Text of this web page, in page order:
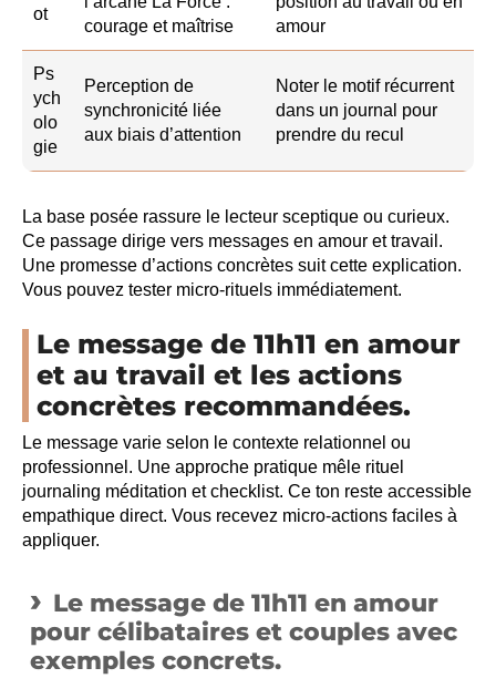
ot
courage et maîtrise
amour
Ps
ych
olo
gie
Perception de
synchronicité liée
aux biais d’attention
Noter le motif récurrent
dans un journal pour
prendre du recul
La base posée rassure le lecteur sceptique ou curieux.
Ce passage dirige vers messages en amour et travail.
Une promesse d’actions concrètes suit cette explication.
Vous pouvez tester micro-rituels immédiatement.
Le message de 11h11 en amour
et au travail et les actions
concrètes recommandées.
Le message varie selon le contexte relationnel ou
professionnel. Une approche pratique mêle rituel
journaling méditation et checklist. Ce ton reste accessible
empathique direct. Vous recevez micro-actions faciles à
appliquer.
Le message de 11h11 en amour
pour célibataires et couples avec
exemples concrets.